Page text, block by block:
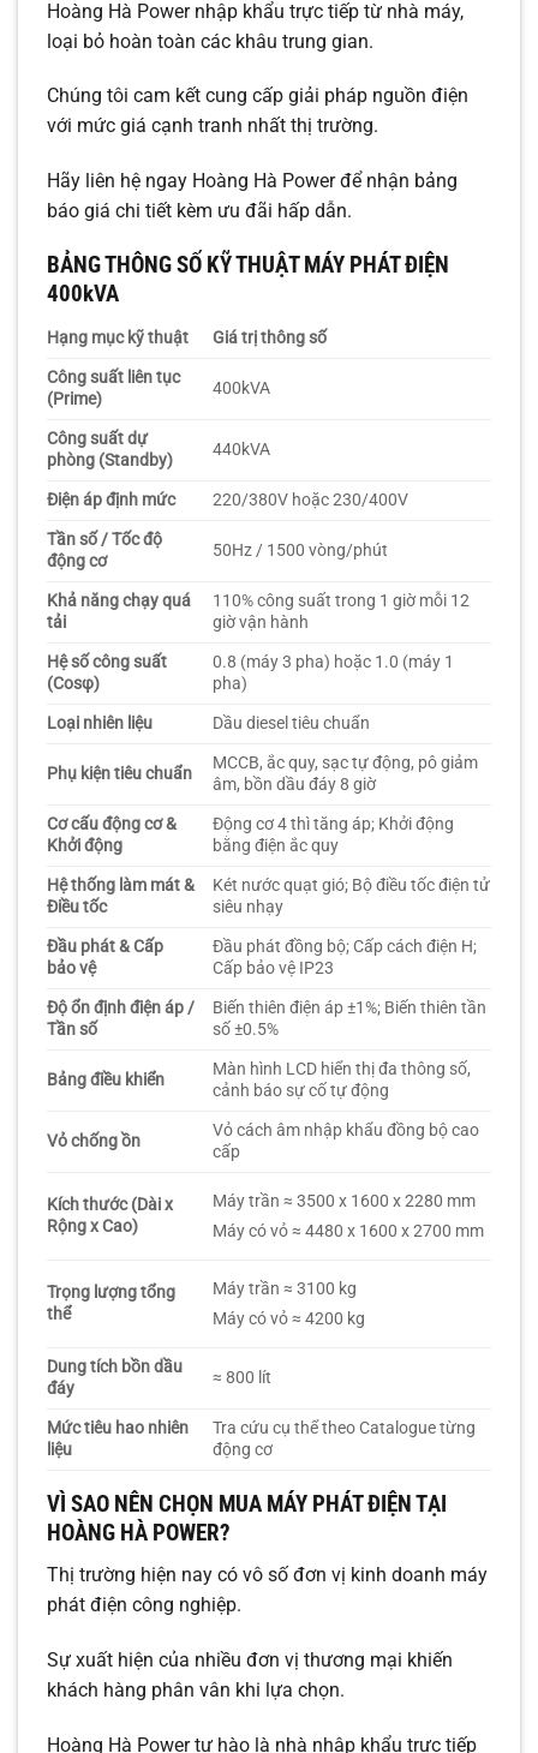
Hoàng Hà Power nhập khẩu trực tiếp từ nhà máy,
loại bỏ hoàn toàn các khâu trung gian.
Chúng tôi cam kết cung cấp giải pháp nguồn điện
với mức giá cạnh tranh nhất thị trường.
Hãy liên hệ ngay Hoàng Hà Power để nhận bảng
báo giá chi tiết kèm ưu đãi hấp dẫn.
BẢNG THÔNG SỐ KỸ THUẬT MÁY PHÁT ĐIỆN
400kVA
Hạng mục kỹ thuật
Giá trị thông số
Công suất liên tục
(Prime)
400kVA
Công suất dự
phòng (Standby)
440kVA
Điện áp định mức
220/380V hoặc 230/400V
Tần số / Tốc độ
động cơ
50Hz / 1500 vòng/phút
Khả năng chạy quá
tải
110% công suất trong 1 giờ mỗi 12
giờ vận hành
Hệ số công suất
(Cosφ)
0.8 (máy 3 pha) hoặc 1.0 (máy 1
pha)
Loại nhiên liệu
Dầu diesel tiêu chuẩn
Phụ kiện tiêu chuẩn
MCCB, ắc quy, sạc tự động, pô giảm
âm, bồn dầu đáy 8 giờ
Cơ cấu động cơ &
Khởi động
Động cơ 4 thì tăng áp; Khởi động
bằng điện ắc quy
Hệ thống làm mát &
Điều tốc
Két nước quạt gió; Bộ điều tốc điện tử
siêu nhạy
Đầu phát & Cấp
bảo vệ
Đầu phát đồng bộ; Cấp cách điện H;
Cấp bảo vệ IP23
Độ ổn định điện áp /
Tần số
Biến thiên điện áp ±1%; Biến thiên tần
số ±0.5%
Bảng điều khiển
Màn hình LCD hiển thị đa thông số,
cảnh báo sự cố tự động
Vỏ chống ồn
Vỏ cách âm nhập khẩu đồng bộ cao
cấp
Kích thước (Dài x
Rộng x Cao)
Máy trần ≈ 3500 x 1600 x 2280 mm
Máy có vỏ ≈ 4480 x 1600 x 2700 mm
Trọng lượng tổng
thể
Máy trần ≈ 3100 kg
Máy có vỏ ≈ 4200 kg
Dung tích bồn dầu
đáy
≈ 800 lít
Mức tiêu hao nhiên
liệu
Tra cứu cụ thể theo Catalogue từng
động cơ
VÌ SAO NÊN CHỌN MUA MÁY PHÁT ĐIỆN TẠI
HOÀNG HÀ POWER?
Thị trường hiện nay có vô số đơn vị kinh doanh máy
phát điện công nghiệp.
Sự xuất hiện của nhiều đơn vị thương mại khiến
khách hàng phân vân khi lựa chọn.
Hoàng Hà Power tự hào là nhà nhập khẩu trực tiếp